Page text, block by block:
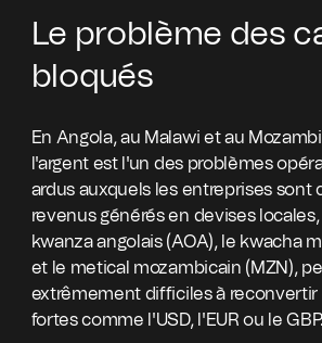
Le problème des
bloqués
En Angola, au Malawi et au
l'argent est l'un des problèmes
ardus auxquels les entreprises sont
revenus générés en devises
kwanza angolais (AOA), le kwacha
et le metical mozambicain (MZN),
extrêmement difficiles à reconvertir
fortes comme l'USD, l'EUR ou le GBP.